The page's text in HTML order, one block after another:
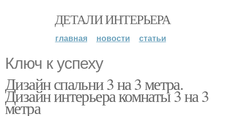
ДЕТАЛИ ИНТЕРЬЕРА
главная новости статьи
Ключ к успеху
Дизайн спальни 3 на 3 метра.
Дизайн интерьера комнаты 3 на 3
метра